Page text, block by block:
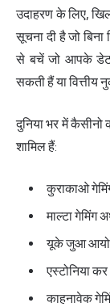
उदाहरण के लिए,
सूचना दी है जो बिना
से बचें जो आपके
सकती हैं या वित्तीय
दुनिया भर में
शामिल हैं:
कुराकाओ
माल्टा गेमिंग
यूके जुआ
एस्टोनिया
काहनावेक